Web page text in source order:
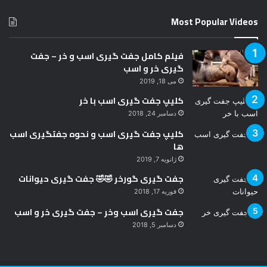
Most Popular Videos
فیلم کامل جفت گیری اسب و خر – جفت
گیری خر و اسب
می 18, 2019
کلیپ جفت گیری اسب با خر
دسامبر 24, 2018
کلیپ جفت گیری اسب و نحوه جفتگیری اسب
ها
ژانویه 7, 2019
جفت گیری گورخر 🤣🤣 جفت گیری حیوانات
فوریه 17, 2018
جفت گیری اسب وخر – جفت گیری خر و اسب
دسامبر 5, 2018